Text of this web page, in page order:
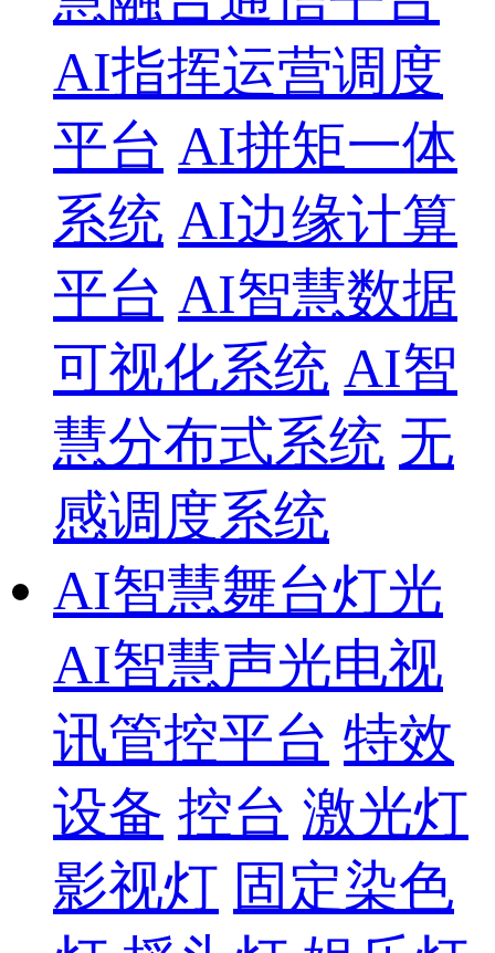
AI指挥运营调度
平台 AI拼矩一体
系统 AI边缘计算
平台 AI智慧数据
可视化系统 AI智
慧分布式系统 无
感调度系统
AI智慧舞台灯光
AI智慧声光电视
讯管控平台 特效
设备 控台 激光灯
影视灯 固定染色